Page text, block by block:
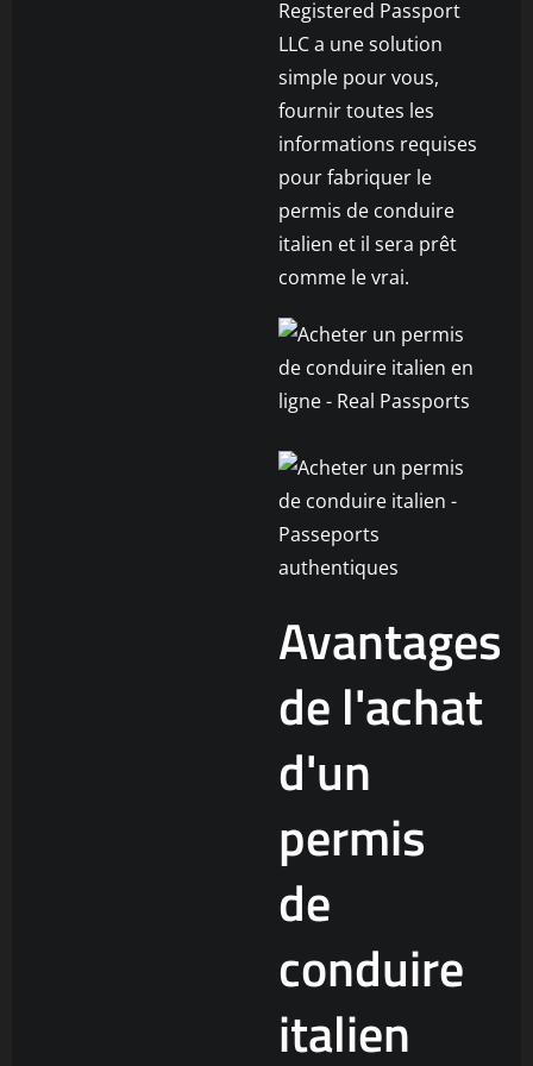
Registered Passport
LLC a une solution
simple pour vous,
fournir toutes les
informations requises
pour fabriquer le
permis de conduire
italien et il sera prêt
comme le vrai.
Avantages
de l'achat
d'un
permis
de
conduire
italien